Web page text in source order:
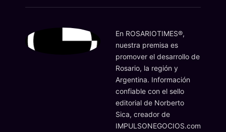
En ROSARIOTIMES®,
nuestra premisa es
promover el desarrollo de
Rosario, la región y
Argentina. Información
confiable con el sello
editorial de Norberto
Sica, creador de
IMPULSONEGOCIOS.com